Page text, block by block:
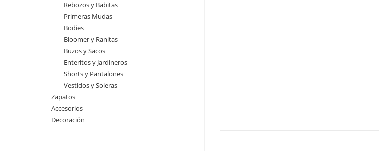
Rebozos y Babitas
Primeras Mudas
Bodies
Bloomer y Ranitas
Buzos y Sacos
Enteritos y Jardineros
Shorts y Pantalones
Vestidos y Soleras
Zapatos
Accesorios
Decoración